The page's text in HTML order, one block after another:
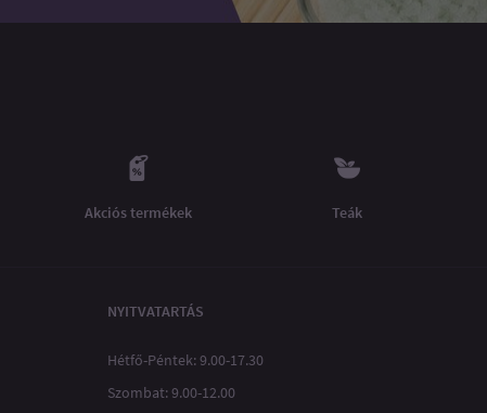
Akciós termékek Teák
NYITVATARTÁS
Hétfő-Péntek: 9.00-17.30
Szombat: 9.00-12.00